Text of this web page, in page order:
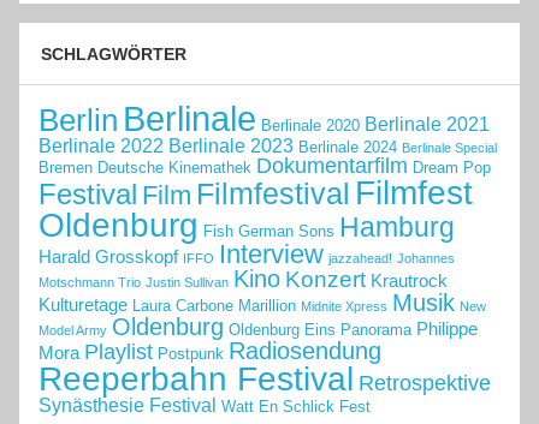
SCHLAGWÖRTER
Berlin Berlinale Berlinale 2020 Berlinale 2021
Berlinale 2022 Berlinale 2023 Berlinale 2024 Berlinale Special
Bremen Deutsche Kinemathek Dokumentarfilm Dream Pop
Festival Film Filmfestival Filmfest
Oldenburg Fish German Sons Hamburg
Harald Grosskopf IFFO Interview jazzahead! Johannes
Motschmann Trio Justin Sullivan Kino Konzert Krautrock
Kulturetage
Laura Carbone Marillion Midnite Xpress Musik New
Model Army Oldenburg Oldenburg Eins Panorama Philippe
Mora Playlist Postpunk Radiosendung
Reeperbahn Festival Retrospektive
Synästhesie Festival Watt En Schlick Fest